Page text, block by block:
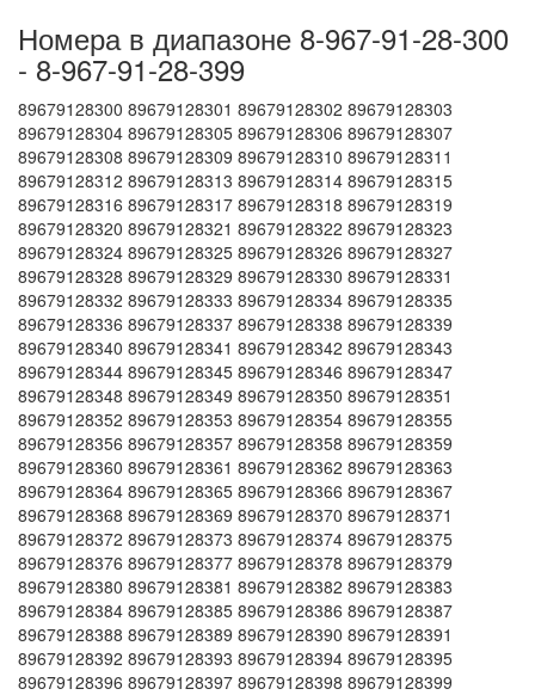
Номера в диапазоне 8-967-91-28-300
- 8-967-91-28-399
89679128300 89679128301 89679128302 89679128303
89679128304 89679128305 89679128306 89679128307
89679128308 89679128309 89679128310 89679128311
89679128312 89679128313 89679128314 89679128315
89679128316 89679128317 89679128318 89679128319
89679128320 89679128321 89679128322 89679128323
89679128324 89679128325 89679128326 89679128327
89679128328 89679128329 89679128330 89679128331
89679128332 89679128333 89679128334 89679128335
89679128336 89679128337 89679128338 89679128339
89679128340 89679128341 89679128342 89679128343
89679128344 89679128345 89679128346 89679128347
89679128348 89679128349 89679128350 89679128351
89679128352 89679128353 89679128354 89679128355
89679128356 89679128357 89679128358 89679128359
89679128360 89679128361 89679128362 89679128363
89679128364 89679128365 89679128366 89679128367
89679128368 89679128369 89679128370 89679128371
89679128372 89679128373 89679128374 89679128375
89679128376 89679128377 89679128378 89679128379
89679128380 89679128381 89679128382 89679128383
89679128384 89679128385 89679128386 89679128387
89679128388 89679128389 89679128390 89679128391
89679128392 89679128393 89679128394 89679128395
89679128396 89679128397 89679128398 89679128399